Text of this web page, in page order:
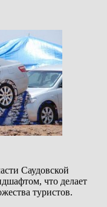
Саудовской
что делает
туристов.